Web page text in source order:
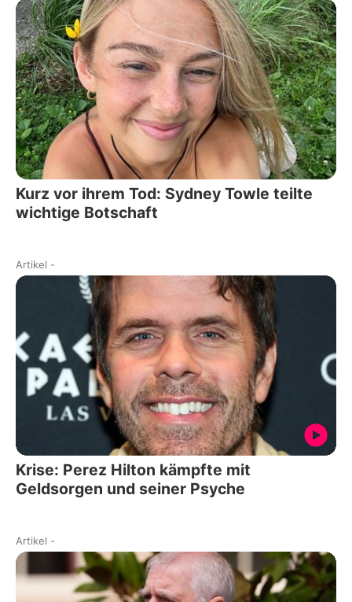
Kurz vor ihrem Tod: Sydney Towle teilte
wichtige Botschaft
Artikel -
Krise: Perez Hilton kämpfte mit
Geldsorgen und seiner Psyche
Artikel -